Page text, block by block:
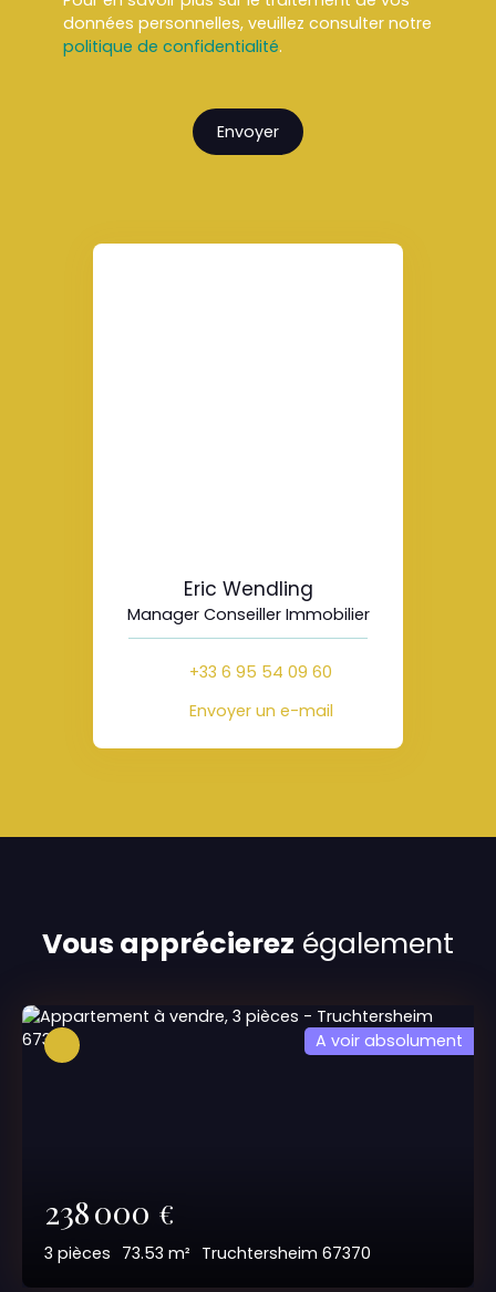
données personnelles, veuillez consulter notre
politique de confidentialité.
Envoyer
Eric Wendling
Manager Conseiller Immobilier
+33 6 95 54 09 60
Envoyer un e-mail
Vous apprécierez également
238 000 €
3 pièces 73.53 m² Truchtersheim 67370
A voir absolument